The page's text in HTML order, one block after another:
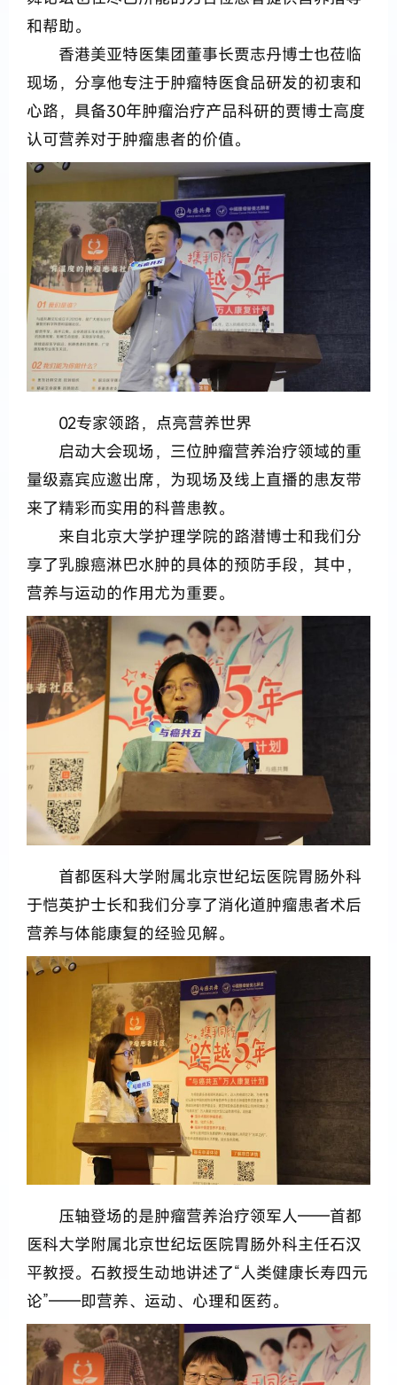
和帮助。
香港美亚特医集团董事长贾志丹博士也莅临
现场，分享他专注于肿瘤特医食品研发的初衷和
心路，具备30年肿瘤治疗产品科研的贾博士高度
认可营养对于肿瘤患者的价值。
02专家领路，点亮营养世界
启动大会现场，三位肿瘤营养治疗领域的重
量级嘉宾应邀出席，为现场及线上直播的患友带
来了精彩而实用的科普患教。
来自北京大学护理学院的路潜博士和我们分
享了乳腺癌淋巴水肿的具体的预防手段，其中，
营养与运动的作用尤为重要。
首都医科大学附属北京世纪坛医院胃肠外科
于恺英护士长和我们分享了消化道肿瘤患者术后
营养与体能康复的经验见解。
压轴登场的是肿瘤营养治疗领军人——首都
医科大学附属北京世纪坛医院胃肠外科主任石汉
平教授。石教授生动地讲述了“人类健康长寿四元
论”——即营养、运动、心理和医药。